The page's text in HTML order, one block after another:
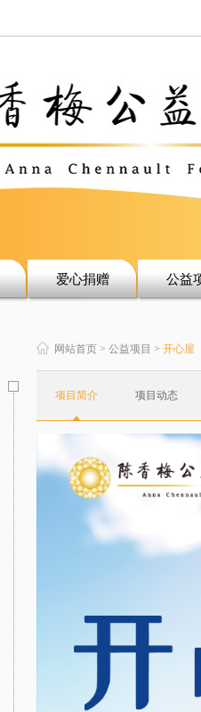
爱心捐赠 公益
网站首页 > 公益项目 > 开心屋
项目简介 项目动态